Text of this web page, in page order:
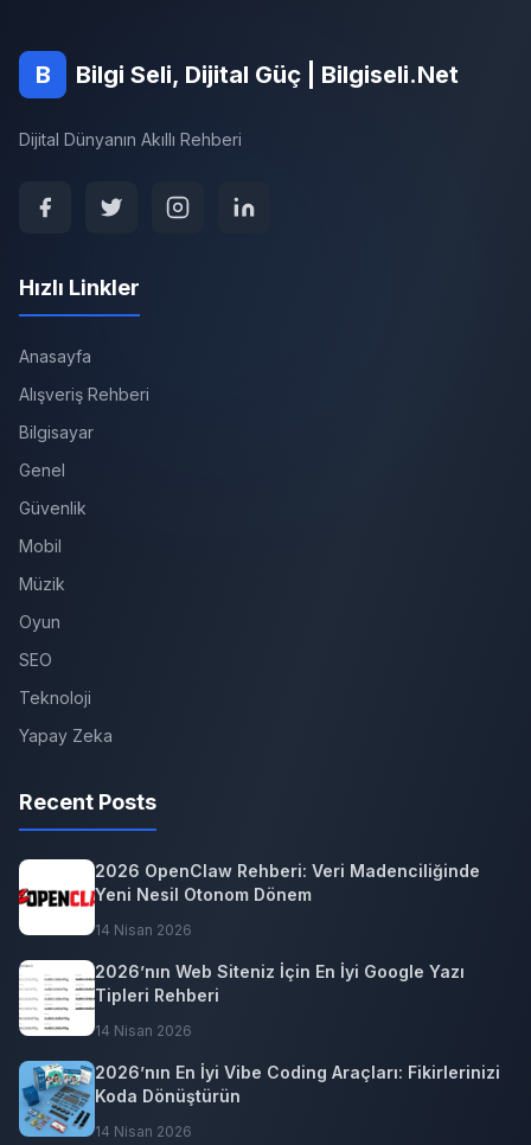
B Bilgi Seli, Dijital Güç | Bilgiseli.Net
Dijital Dünyanın Akıllı Rehberi
Hızlı Linkler
Anasayfa
Alışveriş Rehberi
Bilgisayar
Genel
Güvenlik
Mobil
Müzik
Oyun
SEO
Teknoloji
Yapay Zeka
Recent Posts
2026 OpenClaw Rehberi: Veri Madenciliğinde
Yeni Nesil Otonom Dönem
14 Nisan 2026
2026’nın Web Siteniz İçin En İyi Google Yazı
Tipleri Rehberi
14 Nisan 2026
2026’nın En İyi Vibe Coding Araçları: Fikirlerinizi
Koda Dönüştürün
14 Nisan 2026